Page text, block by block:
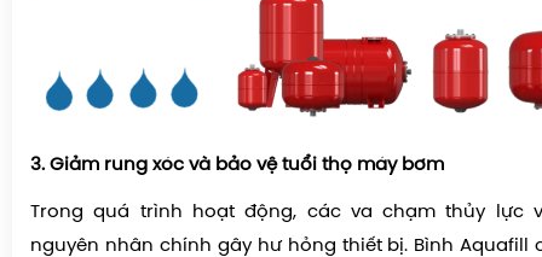
3. Giảm rung xóc và bảo vệ tuổi thọ máy bơm
Trong quá trình hoạt động, các va chạm thủy lực
nguyên nhân chính gây hư hỏng thiết bị. Bình Aquafill